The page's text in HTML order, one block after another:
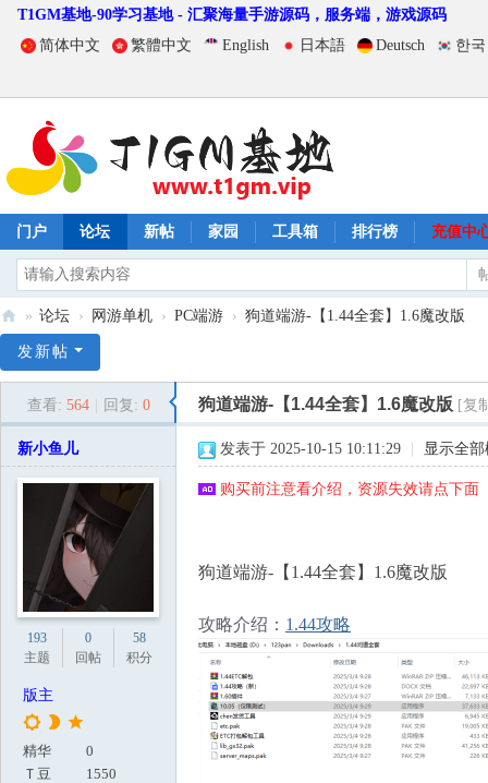
T1GM基地-90学习基地 - 汇聚海量手游源码，服务端，游戏源码
简体中文
繁體中文 English 日本語 Deutsch 한
门户 论坛 新帖 家园 工具箱 排行榜 充值中
1
» 论坛 › 网游单机 › PC端游 › 狗道端游-【1.44全套】1.6魔改版
发新帖
查看: 564 回复: 0 狗道端游-【1.44全套】1.6魔改版 [复
新小鱼儿
193
主题
0
回帖
58
积分
版主
精华
0
Ｔ豆
1550
发表于 2025-10-15 10:11:29 显示全
购买前注意看介绍，资源失效请点下
狗道端游-【1.44全套】1.6魔改版
攻略介绍： 1.44攻略